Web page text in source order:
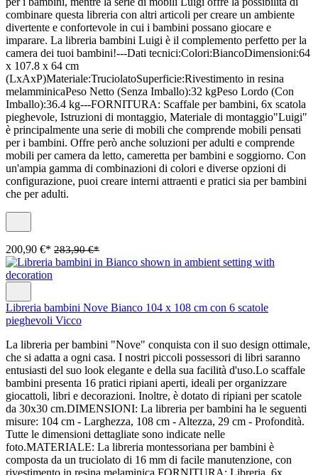
combinare questa libreria con altri articoli per creare un ambiente
divertente e confortevole in cui i bambini possano giocare e
imparare. La libreria bambini Luigi è il complemento perfetto per la
camera dei tuoi bambini!---Dati tecnici:Colori:BiancoDimensioni:64
x 107.8 x 64 cm
(LxAxP)Materiale:TruciolatoSuperficie:Rivestimento in resina
melamminicaPeso Netto (Senza Imballo):32 kgPeso Lordo (Con
Imballo):36.4 kg---FORNITURA: Scaffale per bambini, 6x scatola
pieghevole, Istruzioni di montaggio, Materiale di montaggio"Luigi"
è principalmente una serie di mobili che comprende mobili pensati
per i bambini. Offre però anche soluzioni per adulti e comprende
mobili per camera da letto, cameretta per bambini e soggiorno. Con
un'ampia gamma di combinazioni di colori e diverse opzioni di
configurazione, puoi creare interni attraenti e pratici sia per bambini
che per adulti.
200,90 €* 283,90 €*
Libreria bambini Nove Bianco 104 x 108 cm con 6 scatole
pieghevoli Vicco
La libreria per bambini "Nove" conquista con il suo design ottimale,
che si adatta a ogni casa. I nostri piccoli possessori di libri saranno
entusiasti del suo look elegante e della sua facilità d'uso.Lo scaffale
bambini presenta 16 pratici ripiani aperti, ideali per organizzare
giocattoli, libri e decorazioni. Inoltre, è dotato di ripiani per scatole
da 30x30 cm.DIMENSIONI: La libreria per bambini ha le seguenti
misure: 104 cm - Larghezza, 108 cm - Altezza, 29 cm - Profondità.
Tutte le dimensioni dettagliate sono indicate nelle
foto.MATERIALE: La libreria montessoriana per bambini è
composta da un truciolato di 16 mm di facile manutenzione, con
rivestimento in resina melaminica.FORNITURA: Libreria, 6x